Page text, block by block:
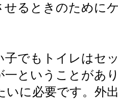
せるときのために
子でもトイレはセ
一ということがあ
いに必要です。外